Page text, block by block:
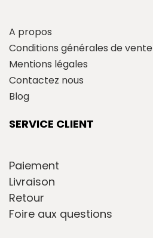
A propos
Conditions générales de vente
Mentions légales
Contactez nous
Blog
SERVICE CLIENT
Paiement
Livraison
Retour
Foire aux questions